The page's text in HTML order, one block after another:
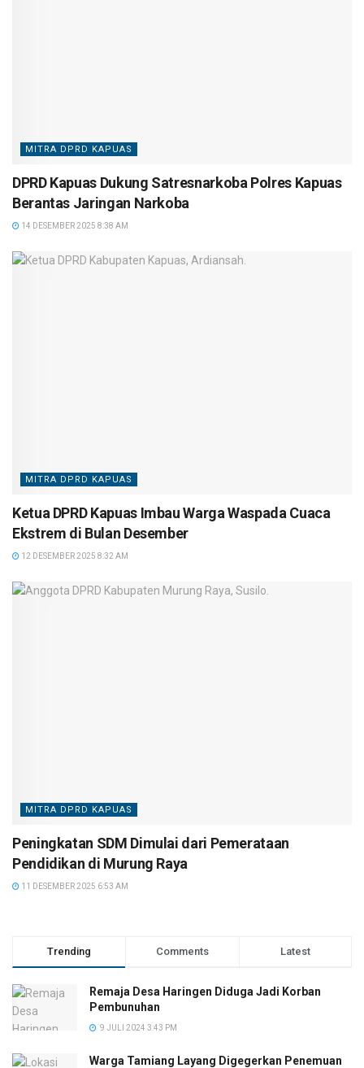
MITRA DPRD KAPUAS
DPRD Kapuas Dukung Satresnarkoba Polres Kapuas
Berantas Jaringan Narkoba
14 DESEMBER 2025 8:38 AM
MITRA DPRD KAPUAS
Ketua DPRD Kapuas Imbau Warga Waspada Cuaca
Ekstrem di Bulan Desember
12 DESEMBER 2025 8:32 AM
MITRA DPRD KAPUAS
Peningkatan SDM Dimulai dari Pemerataan
Pendidikan di Murung Raya
11 DESEMBER 2025 6:53 AM
Trending Comments Latest
Remaja Desa Haringen Diduga Jadi Korban
Pembunuhan
9 JULI 2024 3:43 PM
Warga Tamiang Layang Digegerkan Penemuan